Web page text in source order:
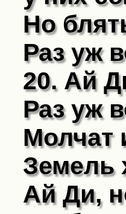
Но
Раз уж
20. Ай
Раз уж
Молчат
Земель
Ай Ди,